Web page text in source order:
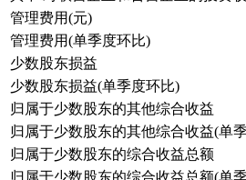
管理费用(元)
管理费用(单季度环比)
少数股东损益
少数股东损益(单季度环比)
归属于少数股东的其他综合收益
归属于少数股东的其他综合收益(单
归属于少数股东的综合收益总额
归属于少数股东的综合收益总额(单